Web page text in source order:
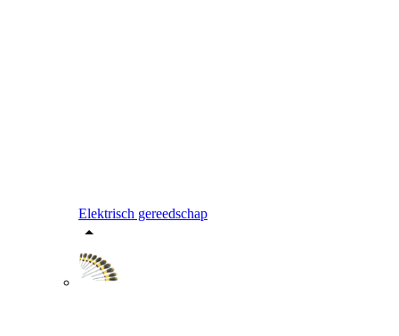
Elektrisch gereedschap